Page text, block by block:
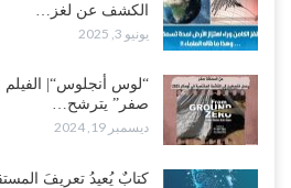
الكشف عن لغز…
يونيو 3, 2025
“لوس أنجلوس“|
صفر” يترشح…
ديسمبر 19, 2024
كتابٌ يُعيدُ تعريفَ